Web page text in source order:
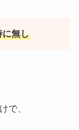
に無し
で、